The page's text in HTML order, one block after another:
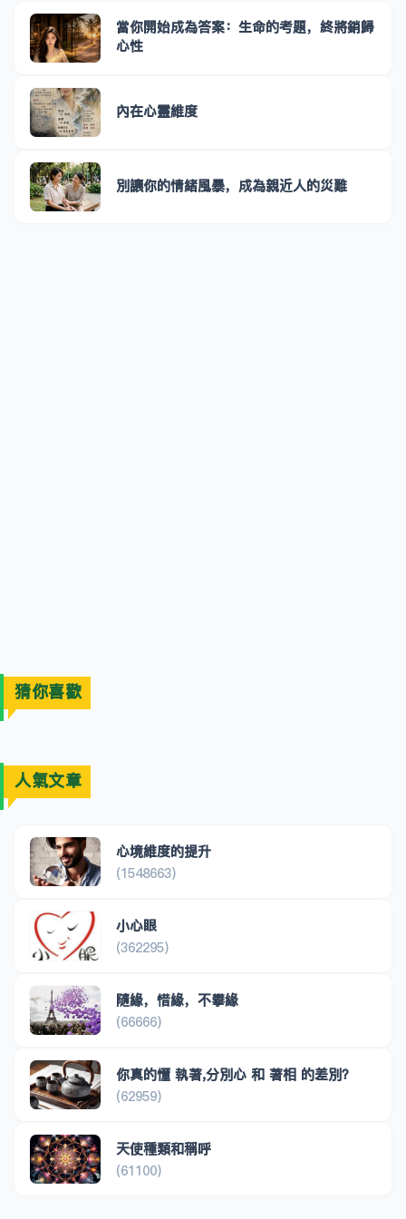
當你開始成為答案：生命的考題，終將銷歸
心性
內在心靈維度
別讓你的情緒風暴，成為親近人的災難
猜你喜歡
人氣文章
心境維度的提升
(1548663)
小心眼
(362295)
隨緣，惜緣，不攀緣
(66666)
你真的懂 執著,分別心 和 著相 的差別？
(62959)
天使種類和稱呼
(61100)